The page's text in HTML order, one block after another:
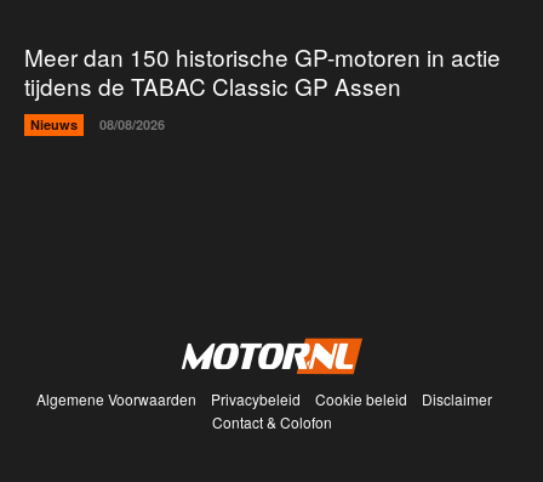
Meer dan 150 historische GP-motoren in actie
tijdens de TABAC Classic GP Assen
Nieuws 08/08/2026
Algemene Voorwaarden Privacybeleid Cookie beleid
Disclaimer
Contact & Colofon